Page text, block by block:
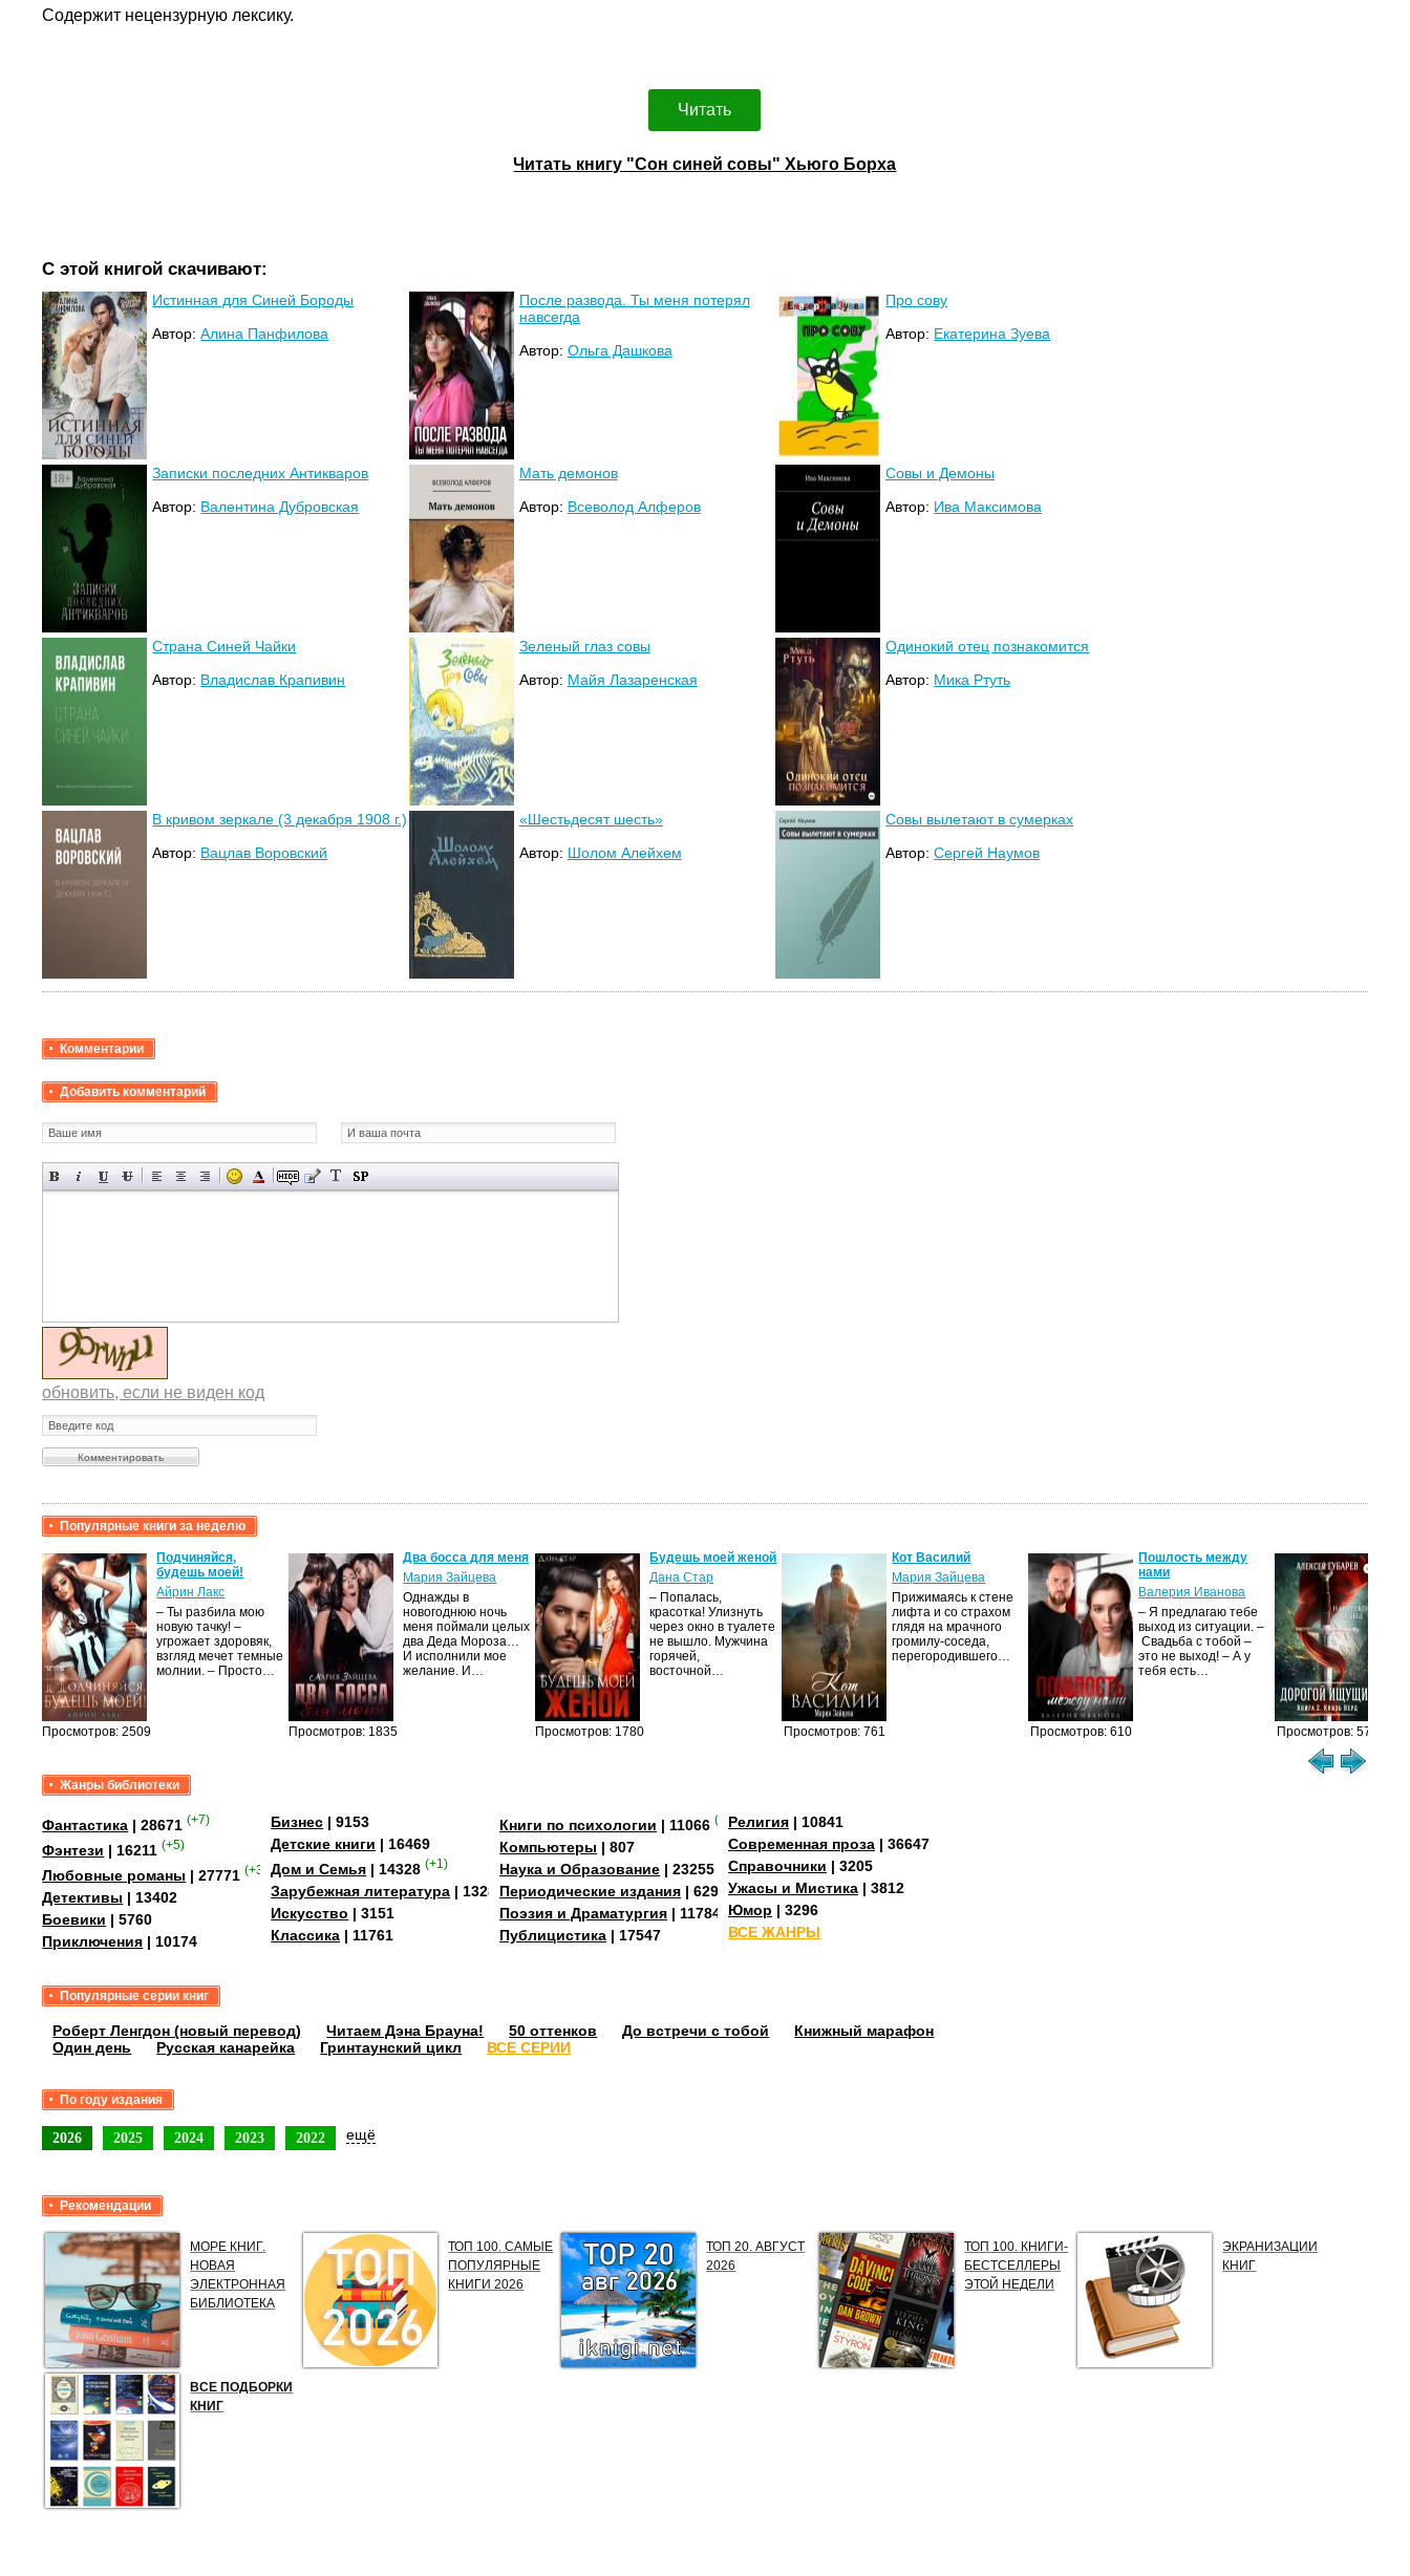
Содержит нецензурную лексику.
Читать
Читать книгу "Сон синей совы" Хьюго Борха
С этой книгой скачивают:
Истинная для Синей Бороды
Автор:Алина Панфилова
После развода. Ты меня потерял
навсегда
Автор: Ольга Дашкова
Про сову
Автор: Екатерина Зуева
Записки последних Антикваров
Автор: Валентина Дубровская
Мать демонов
Автор: Всеволод Алферов
Совы и Демоны
Автор: Ива Максимова
Страна Синей Чайки
Автор: Владислав Крапивин
Зеленый глаз совы
Автор: Майя Лазаренская
Одинокий отец познакомится
Автор: Мика Ртуть
В кривом зеркале (3 декабря 1908 г.)
Автор: Вацлав Воровский
«Шестьдесят шесть»
Автор: Шолом Алейхем
Совы вылетают в сумерках
Автор:Сергей Наумов
Комментарии
Добавить комментарий
обновить, если не виден код
Популярные книги за неделю
Просмотров: 2509
Подчиняйся,
будешь моей!
Айрин Лакс
– Ты разбила мою
новую тачку! –
угрожает здоровяк,
взгляд мечет темные
молнии. – Просто…
Просмотров: 1835
Два босса для меня
Мария Зайцева
Однажды в
новогоднюю ночь
меня поймали целых
два Деда Мороза…
И исполнили мое
желание. И…
Просмотров: 1780
Будешь моей женой
Дана Стар
– Попалась,
красотка! Улизнуть
через окно в туалете
не вышло. Мужчина
горячей,
восточной…
Просмотров: 761
Кот Василий
Мария Зайцева
Прижимаясь к стене
лифта и со страхом
глядя на мрачного
громилу-соседа,
перегородившего…
Просмотров: 610
Пошлость между
нами
Валерия Иванова
– Я предлагаю тебе
выход из ситуации. –
Свадьба с тобой –
это не выход! – А у
тебя есть…
Просмотров: 573
Жанры библиотеки
Фантастика | 28671 (+7)
Фэнтези | 16211 (+5)
Любовные романы | 27771 (+35)
Детективы | 13402
Боевики | 5760
Приключения | 10174
Бизнес | 9153
Детские книги | 16469
Дом и Семья | 14328 (+1)
Зарубежная литература | 13288
Искусство | 3151
Классика | 11761
Книги по психологии | 11066 (+3)
Компьютеры | 807
Наука и Образование | 23255
Периодические издания | 629
Поэзия и Драматургия | 11784
Публицистика | 17547
Религия | 10841
Современная проза | 36647
Справочники | 3205
Ужасы и Мистика | 3812
Юмор | 3296
ВСЕ ЖАНРЫ
Популярные серии книг
Роберт Ленгдон (новый перевод) Читаем Дэна Брауна! 50 оттенков До встречи с тобой
Книжный марафон
Один день
Русская канарейка Гринтаунский цикл ВСЕ СЕРИИ
По году издания
2026 2025 2024 2023 2022 ещё
Рекомендации
МОРЕ КНИГ.
НОВАЯ
ЭЛЕКТРОННАЯ
БИБЛИОТЕКА
ТОП 100. САМЫЕ
ПОПУЛЯРНЫЕ
КНИГИ 2026
ТОП 20. АВГУСТ
2026
ТОП 100. КНИГИ-
БЕСТСЕЛЛЕРЫ
ЭТОЙ НЕДЕЛИ
ЭКРАНИЗАЦИИ
КНИГ
ВСЕ ПОДБОРКИ
КНИГ